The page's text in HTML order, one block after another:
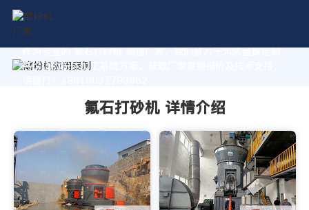
作为专业的 氟石打砂机 制造厂家，我们致力于为您量身定制
高价值的粉体加工系统方案。获取厂家直销报价及技术支持，
氟石打砂机 详情介绍